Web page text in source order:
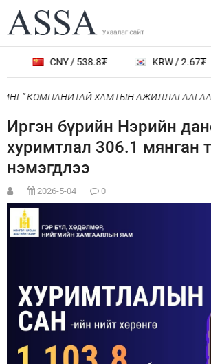
CNY / 538.8₮ KRW / 2.67₮
КОМПАНИТАЙ ХАМТЫН АЖИЛЛАГААГАА
Иргэн бүрийн Нэрийн
хуримтлал 306.1 мянган
нэмэгдлээ
2026-5-04 0